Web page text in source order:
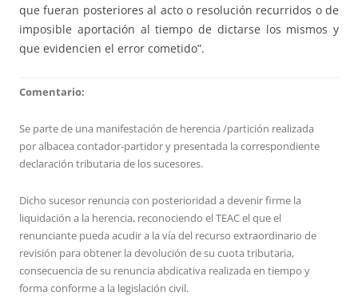
que fueran posteriores al acto o resolución recurridos o de
imposible aportación al tiempo de dictarse los mismos y
que evidencien el error cometido”.
Comentario:
Se parte de una manifestación de herencia /partición realizada
por albacea contador-partidor y presentada la correspondiente
declaración tributaria de los sucesores.
Dicho sucesor renuncia con posterioridad a devenir firme la
liquidación a la herencia, reconociendo el TEAC el que el
renunciante pueda acudir a la vía del recurso extraordinario de
revisión para obtener la devolución de su cuota tributaria,
consecuencia de su renuncia abdicativa realizada en tiempo y
forma conforme a la legislación civil.